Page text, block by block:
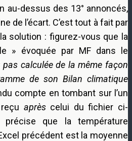
au-dessus des 13° annoncés,
de l’écart. C’est tout à fait par
solution : figurez-vous que la
» évoquée par MF dans le
pas calculée de la même façon
de son Bilan climatique
compte en tombant sur l’un
aprèscelui du fichier ci-
que la température
précédent est la moyenne